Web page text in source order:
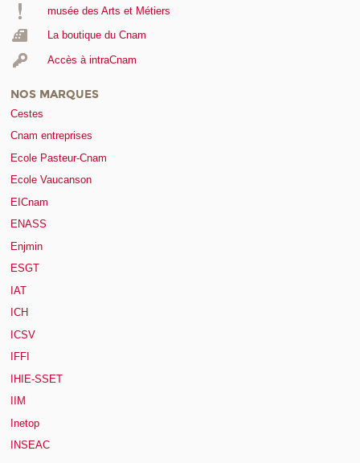
musée des Arts et Métiers
La boutique du Cnam
Accès à intraCnam
NOS MARQUES
Cestes
Cnam entreprises
Ecole Pasteur-Cnam
Ecole Vaucanson
EICnam
ENASS
Enjmin
ESGT
IAT
ICH
ICSV
IFFI
IHIE-SSET
IIM
Inetop
INSEAC